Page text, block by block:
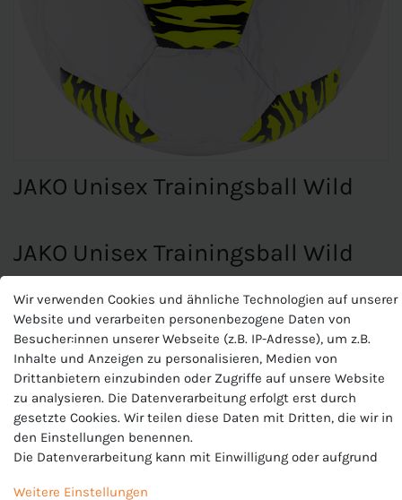
JAKO Unisex Trainingsball Wild
JAKO Unisex Trainingsball Wild
Maschinengenäht
32 Panel
Umwickelte Blase
Panel mit Animalprint
Produktnummer
J-2309-U
Wir verwenden Cookies und ähnliche Technologien auf unserer
Website und verarbeiten personenbezogene Daten von
Besucher:innen unserer Webseite (z.B. IP-Adresse), um z.B.
Inhalte und Anzeigen zu personalisieren, Medien von
Drittanbietern einzubinden oder Zugriffe auf unsere Website
zu analysieren. Die Datenverarbeitung erfolgt erst durch
gesetzte Cookies. Wir teilen diese Daten mit Dritten, die wir in
den Einstellungen benennen.
Die Datenverarbeitung kann mit Einwilligung oder aufgrund
erteilt oder abgelehnt werden. Es besteht das Recht, nicht
Weitere Einstellungen